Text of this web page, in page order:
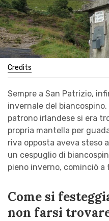
Credits
Sempre a San Patrizio,
invernale del
patrono irlandese si era
propria mantella per
riva opposta aveva steso
un cespuglio di
pieno inverno, cominciò a
Come si
non farsi